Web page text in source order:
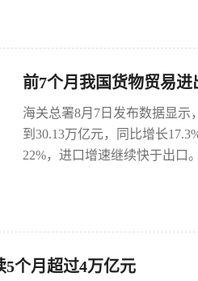
前7个月我国货物贸易进
海关总署8月7日发布数据显示
到30.13万亿元，同比增长
22%，进口增速继续快于出口
个月超过4万亿元